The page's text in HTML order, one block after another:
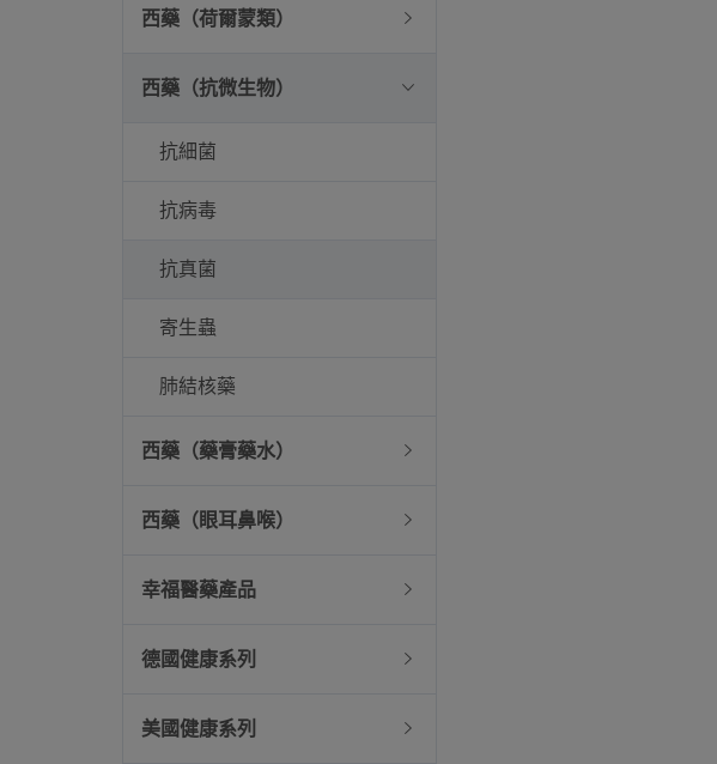
西藥（荷爾蒙類）
西藥（抗微生物）
抗細菌
抗病毒
抗真菌
寄生蟲
肺結核藥
西藥（藥膏藥水）
西藥（眼耳鼻喉）
幸福醫藥產品
德國健康系列
美國健康系列